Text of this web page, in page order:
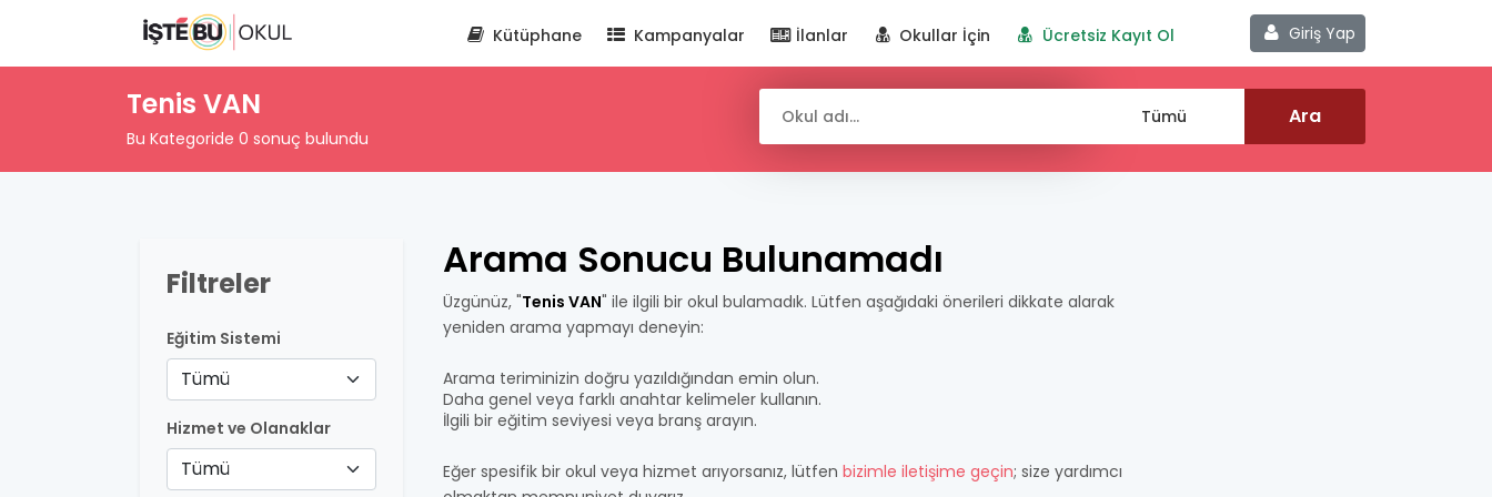
Giriş Yap
Kütüphane Kampanyalar İlanlar Okullar İçin Ücretsiz Kayıt Ol
Tenis VAN
Bu Kategoride 0 sonuç bulundu
Filtreler
Eğitim Sistemi
Tümü
Hizmet ve Olanaklar
Tümü
Arama Sonucu Bulunamadı
Üzgünüz, "Tenis VAN" ile ilgili bir okul bulamadık. Lütfen aşağıdaki önerileri dikkate alarak
yeniden arama yapmayı deneyin:
Arama teriminizin doğru yazıldığından emin olun.
Daha genel veya farklı anahtar kelimeler kullanın.
İlgili bir eğitim seviyesi veya branş arayın.
Eğer spesifik bir okul veya hizmet arıyorsanız, lütfen bizimle iletişime geçin; size yardımcı